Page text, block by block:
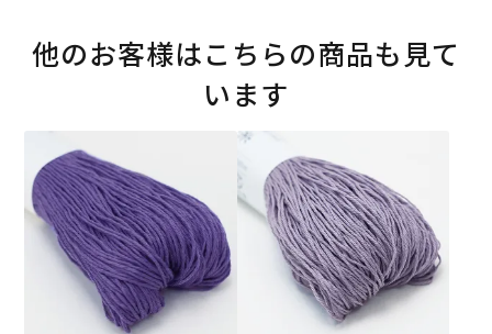
他のお客様はこちらの商品も見て
います